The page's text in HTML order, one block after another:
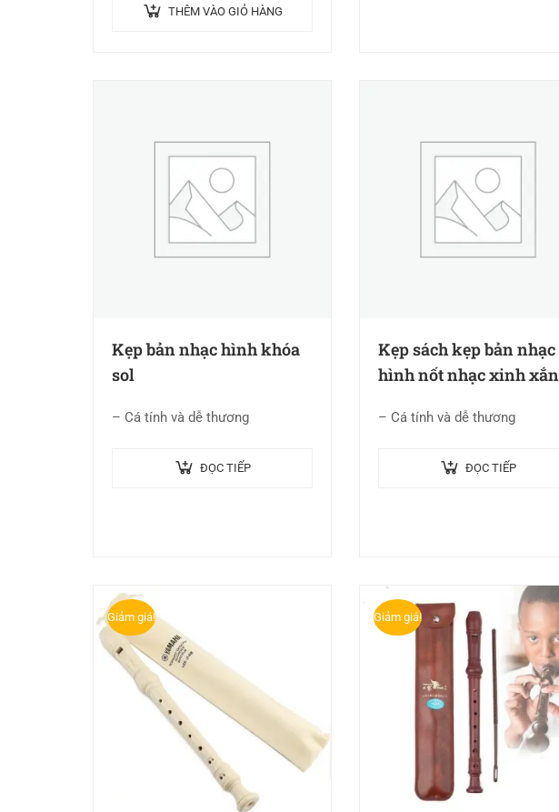
THÊM VÀO GIỎ HÀNG
Kẹp bản nhạc hình khóa
sol
– Cá tính và dễ thương
ĐỌC TIẾP
Kẹp sách kẹp bản nhạc
hình nốt nhạc xinh xắn
– Cá tính và dễ thương
ĐỌC TIẾP
Giảm giá! Giảm giá!